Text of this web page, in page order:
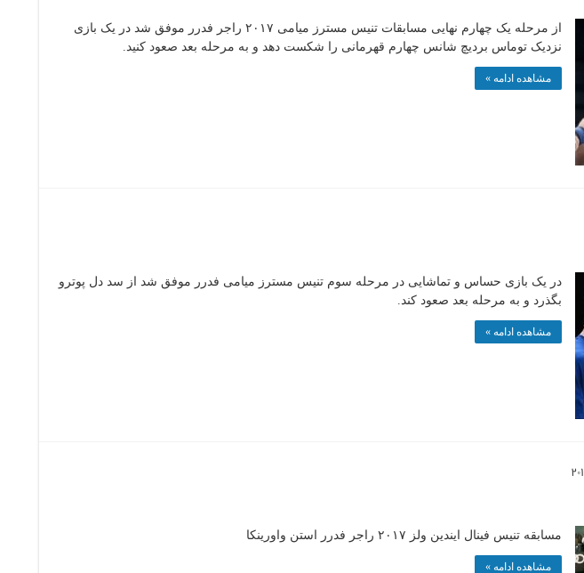
از مرحله یک چهارم نهایی مسابقات تنیس مسترز میامی ۲۰۱۷ راجر فدرر موفق شد در یک بازی
نزدیک توماس بردیچ شانس چهارم قهرمانی را شکست دهد و به مرحله بعد صعود کنید.
مشاهده ادامه »
در یک بازی حساس و تماشایی در مرحله سوم تنیس مسترز میامی فدرر موفق شد از سد دل پوترو
بگذرد و به مرحله بعد صعود کند.
مشاهده ادامه »
مسابقه تنیس فینال ایندین ولز ۲۰۱۷ راجر فدرر استن واورینکا
مشاهده ادامه »